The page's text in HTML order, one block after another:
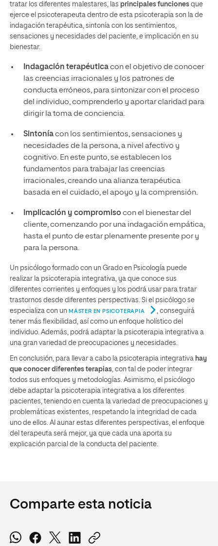
tratar los diferentes malestares, las principales funciones que
ejerce el psicoterapeuta dentro de esta psicoterapia son la de
indagación terapéutica, sintonía con los sentimientos,
sensaciones y necesidades del paciente, e implicación en su
bienestar.
Indagación terapéuticacon el objetivo de conocer
las creencias irracionales y los patrones de
conducta erróneos, para sintonizar con el proceso
del individuo, comprenderlo y aportar claridad para
dirigir la toma de conciencia.
Sintoníacon los sentimientos, sensaciones y
necesidades de la persona, a nivel afectivo y
cognitivo. En este punto, se establecen los
fundamentos para trabajar las creencias
irracionales, creando una alianza terapéutica
basada en el cuidado, el apoyo y la comprensión.
Implicación y compromisocon el bienestar del
cliente, comenzando por una indagación empática,
hasta el punto de estar plenamente presente por y
para la persona.
Un psicólogo formado con un Grado en Psicología puede
realizar la psicoterapia integrativa, ya que conoce sus
diferentes corrientes y enfoques y los podrá usar para tratar
trastornos desde diferentes perspectivas. Si el psicólogo se
especializa con un MÁSTER EN PSICOTERAPIA
, conseguirá
tener más flexibilidad, así como un enfoque holístico del
individuo. Además, podrá adaptar la psicoterapia integrativa a
una gran variedad de preocupaciones y necesidades.
En conclusión, para llevar a cabo la psicoterapia integrativa hay
que conocer diferentes terapias , con tal de poder integrar
todos sus enfoques y metodologías. Asimismo, el psicólogo
debe adaptar la psicoterapia integrativa a los diferentes
pacientes, teniendo en cuenta la variedad de preocupaciones y
problemáticas existentes, respetando la integridad de cada
uno de ellos. Al aunar estas diferentes perspectivas, el enfoque
del terapeuta será mejor, ya que cada una aporta su
explicación parcial de la conducta del paciente.
Comparte esta noticia